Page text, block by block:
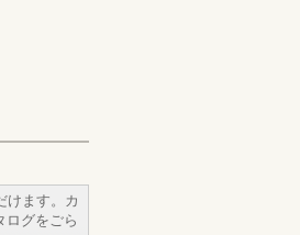
けます。カ
ログをごら